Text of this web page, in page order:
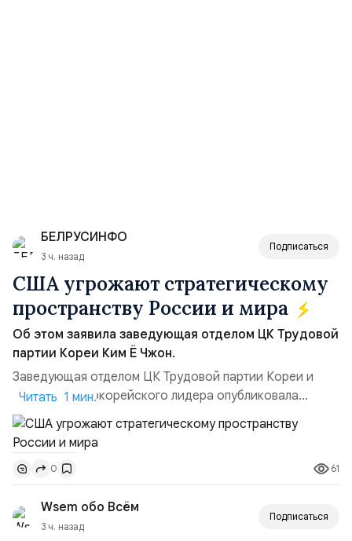
БЕЛРУСИНФО
3 ч. назад
Подписаться
США угрожают стратегическому
пространству России и мира
Об этом заявила заведующая отделом ЦК Трудовой
партии Кореи Ким Ё Чжон.
Заведующая отделом ЦК Трудовой партии Кореи и
сестра северокорейского лидера опубликовала
заявление для прессы в ответ на проведение Токио
совместных с флотом США запусков крылатых ракет
Томагавк.«Япония отбросила обманчивую видимость
„исключительно оборонительной страны“ и выносит
вопрос о собственном ядерном вооружении на
всеобщее обозрение, одновреме...
Читать 1 мин.
0 61
Wsem обо Всём
3 ч. назад
Подписаться